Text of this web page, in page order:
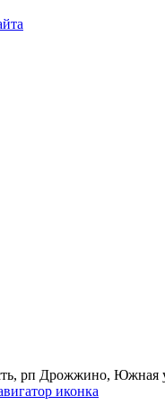
рп Дрожжино, Южная